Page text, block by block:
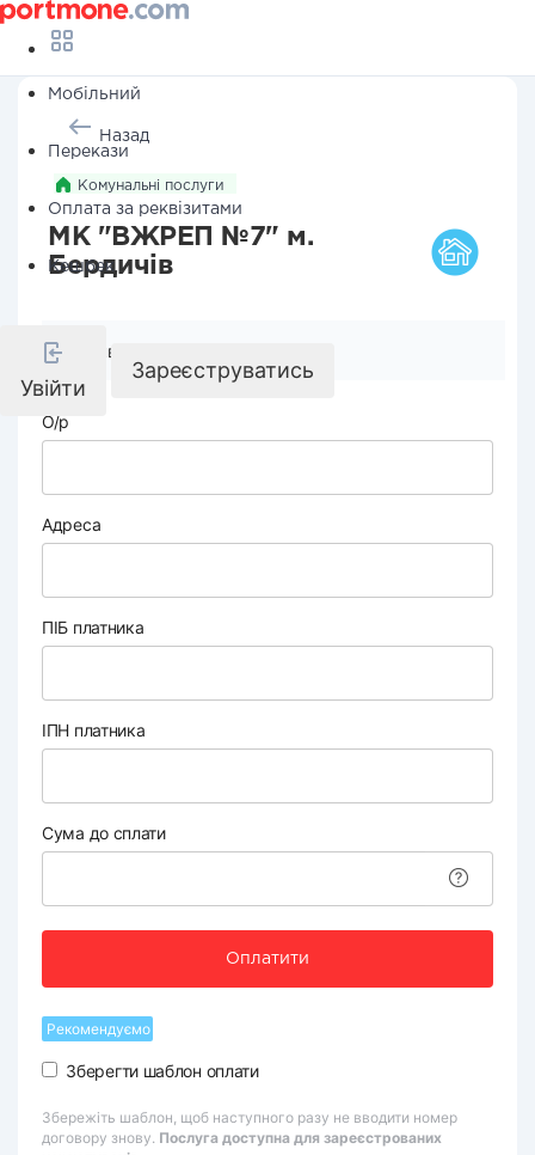
Мобільний
Перекази
Оплата за реквізитами
Кешбек
Увійти
Зареєструватись
Назад
Комунальні послуги
МК "ВЖРЕП №7" м.
Бердичів
Реквізити компанії
О/р
Адреса
ПІБ платника
ІПН платника
Сума до сплати
Оплатити
Рекомендуємо
Зберегти шаблон оплати
Збережіть шаблон, щоб наступного разу не вводити номер
договору знову. Послуга доступна для зареєстрованих